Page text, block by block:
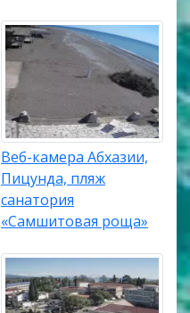
Веб-камера Абхазии,
Пицунда, пляж
санатория
«Самшитовая роща»